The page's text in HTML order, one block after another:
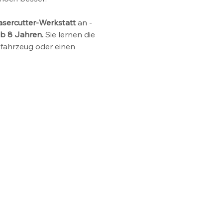
Werkstatt an -
8 Jahren. Sie lernen die
oder einen